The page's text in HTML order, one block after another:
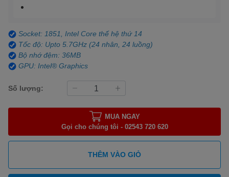
Socket: 1851, Intel Core thế hệ thứ 14
Tốc độ: Upto 5.7GHz (24 nhân, 24 luồng)
Bộ nhớ đệm: 36MB
GPU: Intel® Graphics
Số lượng:
MUA NGAY
Gọi cho chúng tôi - 02543 720 620
THÊM VÀO GIỎ